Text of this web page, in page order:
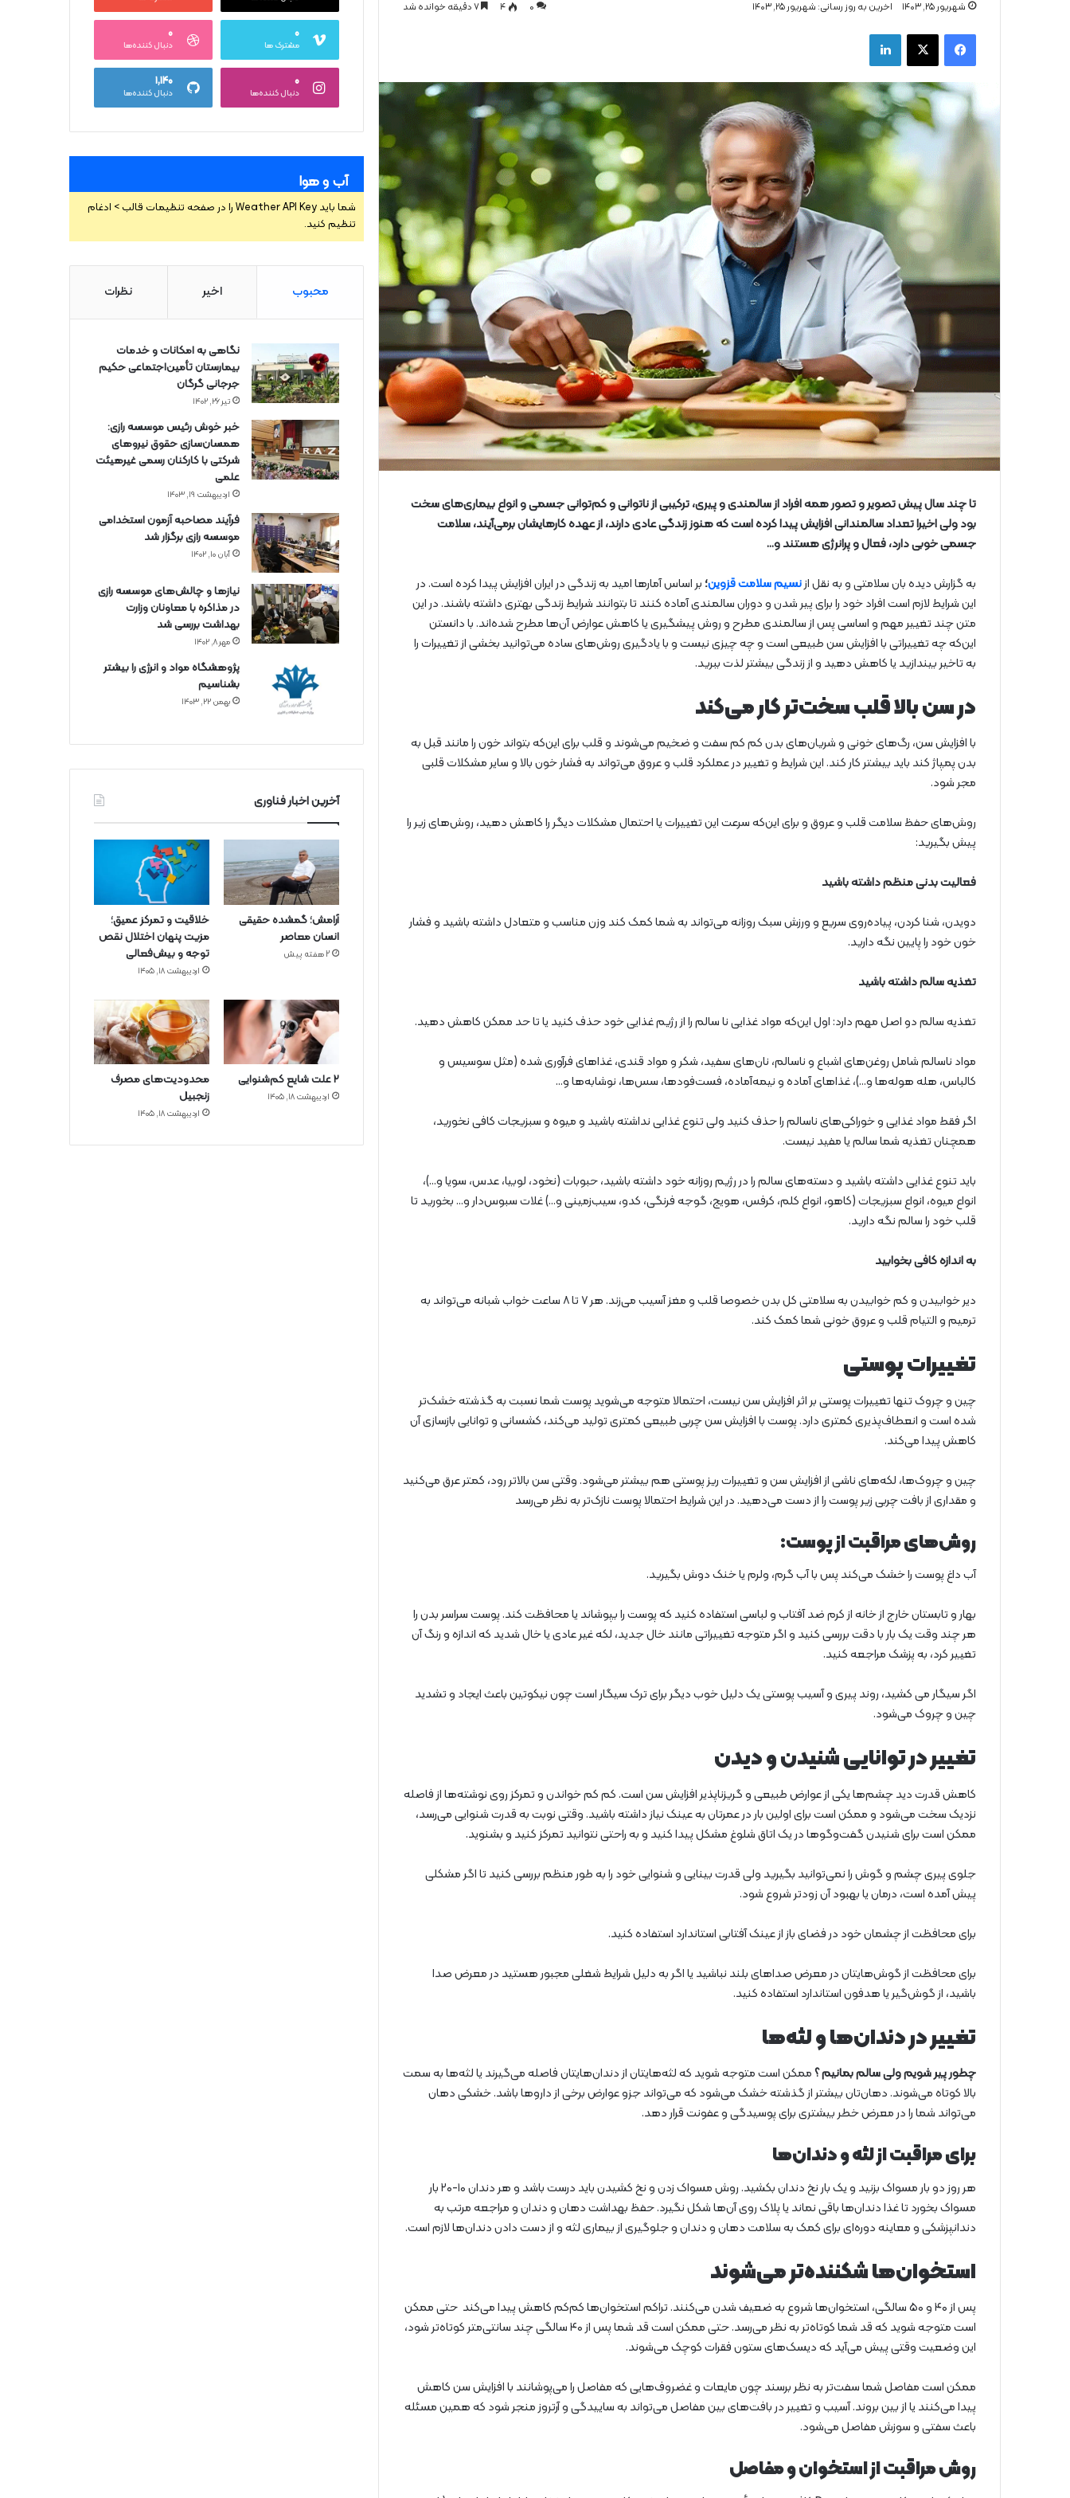
شهریور ۲۵, ۱۴۰۳ اخرین به روز رسانی: شهریور ۲۵, ۱۴۰۳ 0 ۴
فیس بوک
تا چند سال پیش تصویر و تصور همه افراد از سالمندی و پیری، ترکیبی از ناتوانی و کم‌توانی جسمی و انواع بیماری‌های سخت
بود ولی اخیرا تعداد سالمندانی افزایش پیدا کرده است که هنوز زندگی عادی دارند، از عهده کارهایشان برمی‌آیند، سلامت
جسمی خوبی دارد، فعال و پرانرژی هستند و…
به گزارش دیده بان سلامتی و به نقل ازنسیم سلامت قزوین؛ بر اساس آمار‌ها امید به زندگی در ایران افزایش پیدا کرده است. در
این شرایط لازم است افراد خود را برای پیر شدن و دوران سالمندی آماده کنند تا بتوانند شرایط زندگی بهتری داشته باشند. در این
متن چند تغییر مهم و اساسی پس از سالمندی مطرح و روش پیشگیری یا کاهش عوارض آن‌ها مطرح شده‌اند. با دانستن
این‌‌که چه تغییراتی با افزایش سن طبیعی است و چه چیزی نیست و با یادگیری روش‌های ساده می‌توانید بخشی از تغییرات را
به تاخیر بیندازید یا کاهش دهید و از زندگی بیشتر لذت ببرید.
در سن بالا قلب سخت‌تر کار می‌کند
با افزایش سن، رگ‌های خونی و شریان‌های بدن کم کم سفت و ضخیم می‌شوند و قلب برای این‌که بتواند خون را مانند قبل به
بدن پمپاژ کند باید بیشتر کار کند. این شرایط و تغییر در عملکرد قلب و عروق می‌تواند به فشار خون بالا و سایر مشکلات قلبی
مجر شود.
روش‌های حفظ سلامت قلب و عروق و برای این‌که سرعت این تغییرات یا احتمال مشکلات دیگر را کاهش دهید، روش‌های زیر را
پیش بگیرید:
فعالیت بدنی منظم داشته باشید
دویدن، شنا کردن، پیاده‌روی سریع و ورزش سبک ​​روزانه می‌تواند به شما کمک کند وزن مناسب و متعادل داشته باشید و فشار
خون خود را پایین نگه دارید.
تغذیه سالم داشته باشید
تغذیه سالم دو اصل مهم دارد: اول این‌که مواد غذایی نا سالم را از رژیم غذایی خود حذف کنید یا تا حد ممکن کاهش دهید.
مواد ناسالم شامل روغن‌های اشباع و ناسالم، نان‌های سفید، شکر و مواد قندی، غذاهای فرآوری شده (مثل سوسیس و
کالباس، هله هوله‌ها و…)، غذاهای آماده و نیمه‌آماده، فست‌فودها، سس‌ها، نوشابه‌ها و…
اگر فقط مواد غذایی و خوراکی‌های ناسالم را حذف کنید ولی تنوع غذایی نداشته باشید و میوه و سبزیجات کافی نخورید،
همچنان تغذیه شما سالم یا مفید نیست.
باید تنوع غذایی داشته باشید و دسته‌های سالم را در رژیم روزانه خود داشته باشید، حبوبات (نخود، لوبیا، عدس، سویا و…)،
انواع میوه، انواع سبزیجات (کاهو، انواع کلم، کرفس، هویج، گوجه فرنگی، کدو، سیب‌زمینی و…) غلات سبوس‌دار و… بخورید تا
قلب خود را سالم نگه دارید.
به اندازه کافی بخوابید
دیر خوابیدن و کم خوابیدن به سلامتی کل بدن خصوصا قلب و مغز آسیب می‌زند. هر ۷ تا ۸ ساعت خواب شبانه می‌تواند به
ترمیم و التیام قلب و عروق خونی شما کمک کند.
تغییرات پوستی
چین و چروک تنها تغییرات پوستی بر اثر افزایش سن نیست، احتمالا متوجه می‌شوید پوست شما نسبت به گذشته خشک‌تر
شده است و انعطاف‌پذیری کمتری دارد. پوست با افزایش سن چربی طبیعی کمتری تولید می‌کند، کشسانی و توانایی بازسازی آن
کاهش پیدا می‌کند.
چین و چروک‌ها، لکه‌های ناشی از افزایش سن و تغییرات ریز پوستی هم بیشتر می‌شود. وقتی سن بالاتر رود، کمتر عرق می‌کنید
و مقداری از بافت چربی زیر پوست را از دست می‌دهید. در این شرایط احتمالا پوست نازک‌تر به نظر می‌رسد
روش‌های مراقبت از پوست:
آب داغ پوست را خشک می‌کند پس با آب گرم، ولرم یا خنک دوش بگیرید.
بهار و تابستان خارج از خانه از کرم ضد آفتاب و لباسی استفاده کنید که پوست را بپوشاند یا محافظت کند. پوست سراسر بدن را
هر چند وقت یک بار با دقت بررسی کنید و اگر متوجه تغییراتی مانند خال جدید، لکه غیر عادی یا خال شدید که اندازه و رنگ آن
تغییر کرد، به پزشک مراجعه کنید.
اگر سیگار می کشید، روند پیری و آسیب پوستی یک دلیل خوب دیگر برای ترک سیگار است چون نیکوتین باعث ایجاد و تشدید
چین و چروک می‌شود.
تغییر در توانایی شنیدن و دیدن
کاهش قدرت دید چشم‌ها یکی از عوارض طبیعی و گریزناپذیر افزایش سن است. کم کم خواندن و تمرکز روی نوشته‌ها از فاصله
نزدیک سخت می‌شود و ممکن است برای اولین بار در عمرتان به عینک نیاز داشته باشید. وقتی نوبت به قدرت شنوایی می‌رسد،
ممکن است برای شنیدن گفت‌وگوها در یک اتاق شلوغ مشکل پیدا کنید و به راحتی نتوانید تمرکز کنید و بشنوید.
جلوی پیری چشم و گوش را نمی‌توانید بگیرید ولی قدرت بینایی و شنوایی خود را به طور منظم بررسی کنید تا اگر مشکلی
پیش آمده است، درمان یا بهبود آن زودتر شروع شود.
برای محافظت از چشمان خود در فضای باز از عینک آفتابی استاندارد استفاده کنید.
برای محافظت از گوش‌هایتان در معرض صداهای بلند نباشید یا اگر به دلیل شرایط شغلی مجبور هستید در معرض صدا
باشید، از گوش‌گیر یا هدفون استاندارد استفاده کنید.
تغییر در دندان‌ها و لثه‌ها
چطور پیر شویم ولی سالم بمانیم ؟ممکن است متوجه شوید که لثه‌هایتان از دندان‌هایتان فاصله می‌گیرند یا لثه‌ها به سمت
بالا کوتاه می‌شوند. دهان‌تان بیشتر از گذشته خشک می‌شود که می‌تواند جزو عوارض برخی از داروها باشد. خشکی دهان
می‌تواند شما را در معرض خطر بیشتری برای پوسیدگی و عفونت قرار دهد.
برای مراقبت از لثه و دندان‌ها
هر روز دو بار مسواک بزنید و یک بار نخ دندان بکشید. روش مسواک زدن و نخ کشیدن باید درست باشد و هر دندان ۱۰-۲۰ بار
مسواک بخورد تا غذا دندان‌ها باقی نماند یا پلاک روی آن‌ها شکل نگیرد. حفظ بهداشت دهان و دندان و مراجعه مرتب به
دندانپزشکی و معاینه دوره‌ای برای کمک به سلامت دهان و دندان و جلوگیری از بیماری لثه و از دست دادن دندان‌ها لازم است.
استخوان‌ها شکننده‌تر می‌شوند
پس از ۴۰ و ۵۰ سالگی، استخوان‌ها شروع به ضعیف شدن می‌کنند. تراکم استخوان‌ها کم‌کم کاهش پیدا می‌کند حتی ممکن
است متوجه شوید که قد شما کوتاه‌تر به نظر می‌رسد. حتی ممکن است قد شما پس از ۴۰ سالگی چند سانتی‌متر کوتاه‌تر شود،
این وضعیت وقتی پیش می‌آید که دیسک‌های ستون فقرات کوچک می‌شوند.
ممکن است مفاصل شما سفت‌تر به نظر برسند چون مایعات و غضروف‌هایی که مفاصل را می‌پوشانند با افزایش سن کاهش
پیدا می‌کنند یا از بین بروند. آسیب و تغییر در بافت‌های بین مفاصل می‌‌تواند به ساییدگی و آرتروز منجر شود که همین مسئله
باعث سفتی و سوزش مفاصل می‌شود.
روش مراقبت از استخوان و مفاصل
۰
مشترک ها
۰
دنبال کننده‌ها
۰
دنبال کننده‌ها
۱,۱۴۰
دنبال کننده‌ها
آب و هوا
شما باید Weather API Key را در صفحه تنظیمات قالب > ادغام
تنظیم کنید.
محبوب اخیر نظرات
نگاهی به امکانات و خدمات
بیمارستان تأمین‌اجتماعی حکیم
جرجانی گرگان
تیر ۲۶, ۱۴۰۲
خبر خوش رئیس موسسه رازی:
همسان‌سازی حقوق نیروهای
شرکتی با کارکنان رسمی غیرهیئت
علمی
اردیبهشت ۱۹, ۱۴۰۳
فرآیند مصاحبه آزمون استخدامی
موسسه رازی برگزار شد
آبان ۱۰, ۱۴۰۲
نیازها و چالش‌های موسسه رازی
در مذاکره با معاونان وزارت
بهداشت بررسی شد
مهر ۸, ۱۴۰۲
پژوهشگاه مواد و انرژی را بیشتر
بشناسیم
بهمن ۲۲, ۱۴۰۳
آخرین اخبار فناوری
آرامش؛ گمشده حقیقی
انسان معاصر
2 هفته پیش
خلاقیت و تمرکز عمیق؛
مزیت پنهان اختلال نقص
توجه و بیش‌فعالی
اردیبهشت ۱۸, ۱۴۰۵
۲ علت شایع‌ کم‌شنوایی
اردیبهشت ۱۸, ۱۴۰۵
محدودیت‌های مصرف
زنجبیل
اردیبهشت ۱۸, ۱۴۰۵